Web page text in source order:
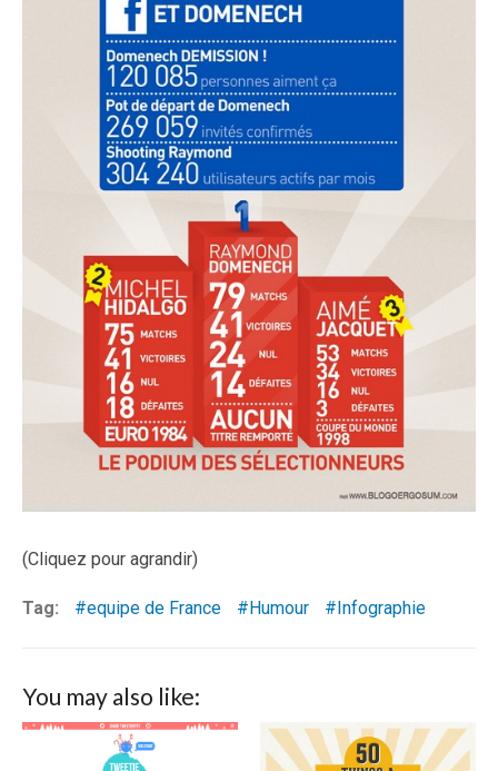
(Cliquez pour agrandir)
Tag: equipe de France Humour Infographie
You may also like: